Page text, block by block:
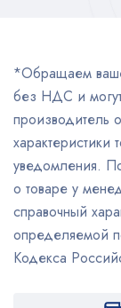
*Обращаем
без НДС и могут
производитель
характеристики
уведомления.
о товаре у
справочный
определяемой
Кодекса